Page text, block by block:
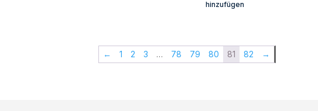
Modular-
Farben
Pulverbeschichtet
hinzufügen
← 1 2 3 … 78 79 80 81 82 →